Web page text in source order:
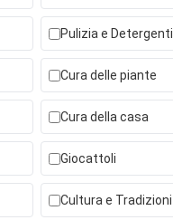
Pulizia e Detergenti
Cura delle piante
Cura della casa
Giocattoli
Cultura e Tradizioni